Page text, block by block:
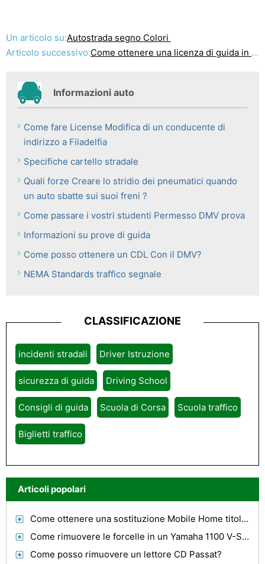
Un articolo su:Autostrada segno Colori
Articolo successivo:Come ottenere una licenza di guida in Illinois
Informazioni auto
Come fare License Modifica di un conducente di
indirizzo a Filadelfia
Specifiche cartello stradale
Quali forze Creare lo stridio dei pneumatici quando
un auto sbatte sui suoi freni ?
Come passare i vostri studenti Permesso DMV prova
Informazioni su prove di guida
Come posso ottenere un CDL Con il DMV?
NEMA Standards traffico segnale
CLASSIFICAZIONE
incidenti stradali Driver Istruzione
sicurezza di guida Driving School
Consigli di guida Scuola di Corsa Scuola traffico
Biglietti traffico
Articoli popolari
Come ottenere una sostituzione Mobile Home titolo a Jackson, New Jersey
Come rimuovere le forcelle in un Yamaha 1100 V-Stella personalizzata
Come posso rimuovere un lettore CD Passat?